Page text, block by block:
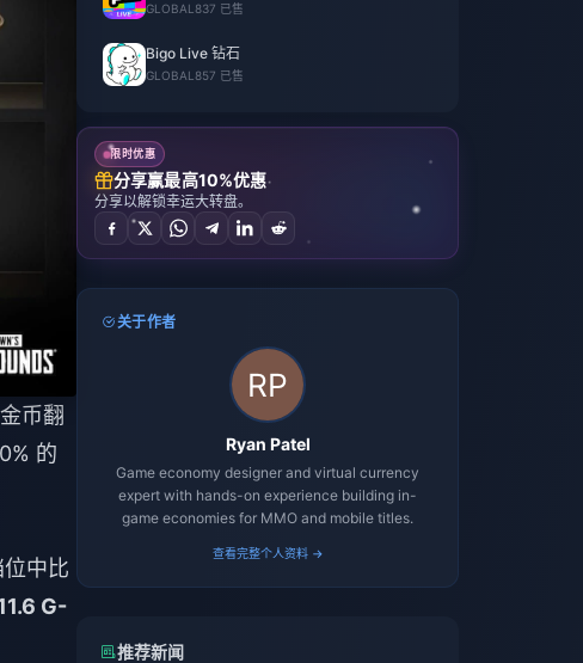
币翻
的
中比
G-
GLOBAL 837 已售
Bigo Live 钻石
GLOBAL 857 已售
限时优惠
分享赢最高10%优惠
分享以解锁幸运大转盘。
关于作者
Ryan Patel
Game economy designer and virtual currency
expert with hands-on experience building in-
game economies for MMO and mobile titles.
查看完整个人资料 →
推荐新闻